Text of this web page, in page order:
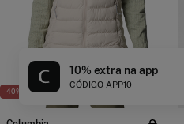
-40%
10% extra na app
CÓDIGO APP10